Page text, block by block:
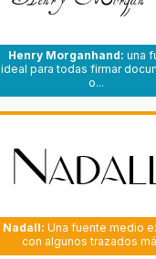
Henry Morganhand: una
ideal para todas firmar
o...
Nadall: Una fuente medio
con algunos trazados